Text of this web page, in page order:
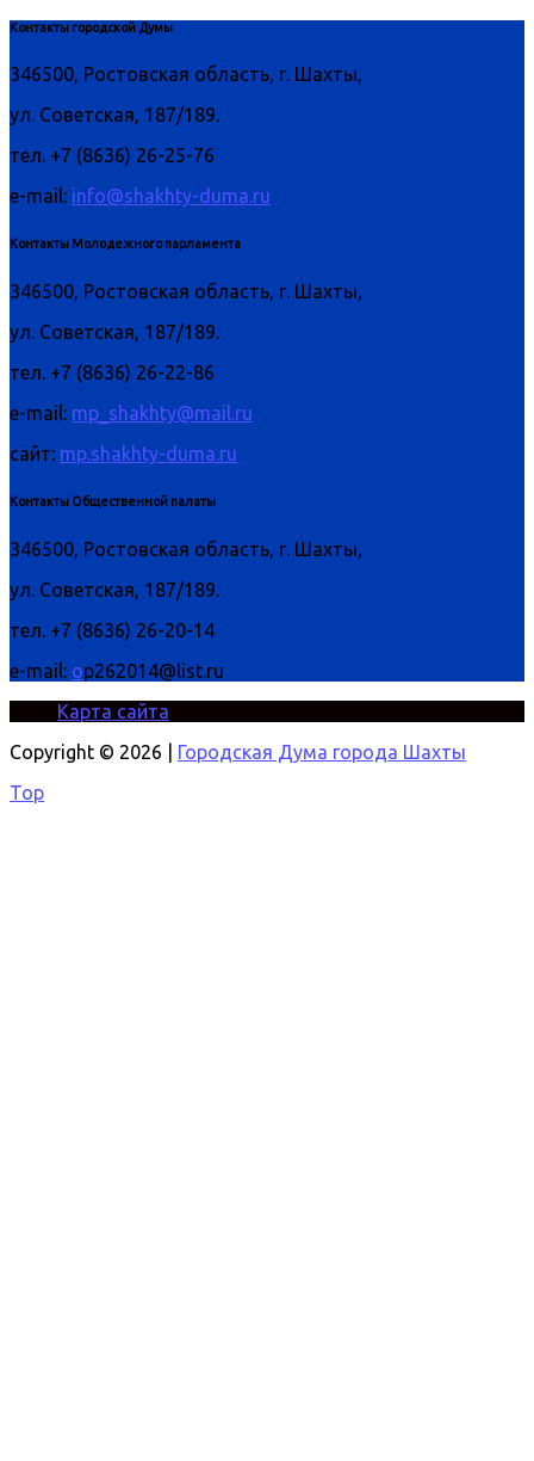
Контакты городской Думы
346500, Ростовская область, г. Шахты,
ул. Советская, 187/189.
тел. +7 (8636) 26-25-76
e-mail: info@shakhty-duma.ru
Контакты Молодежного парламента
346500, Ростовская область, г. Шахты,
ул. Советская, 187/189.
тел. +7 (8636) 26-22-86
e-mail: mp_shakhty@mail.ru
сайт: mp.shakhty-duma.ru
Контакты Общественной палаты
346500, Ростовская область, г. Шахты,
ул. Советская, 187/189.
тел. +7 (8636) 26-20-14
e-mail: op262014@list.ru
Карта сайта
Copyright © 2026 |
Городская Дума города Шахты
Top